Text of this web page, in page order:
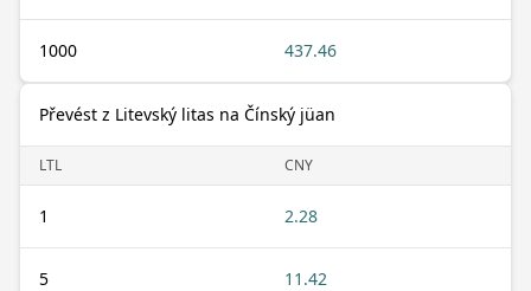
1000 437.46
Převést z Litevský litas na Čínský jüan
LTL CNY
1 2.28
5 11.42